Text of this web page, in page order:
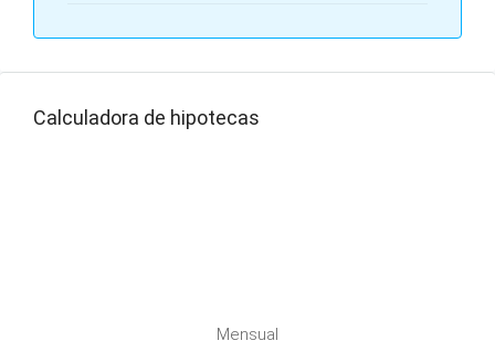
Calculadora de hipotecas
Mensual